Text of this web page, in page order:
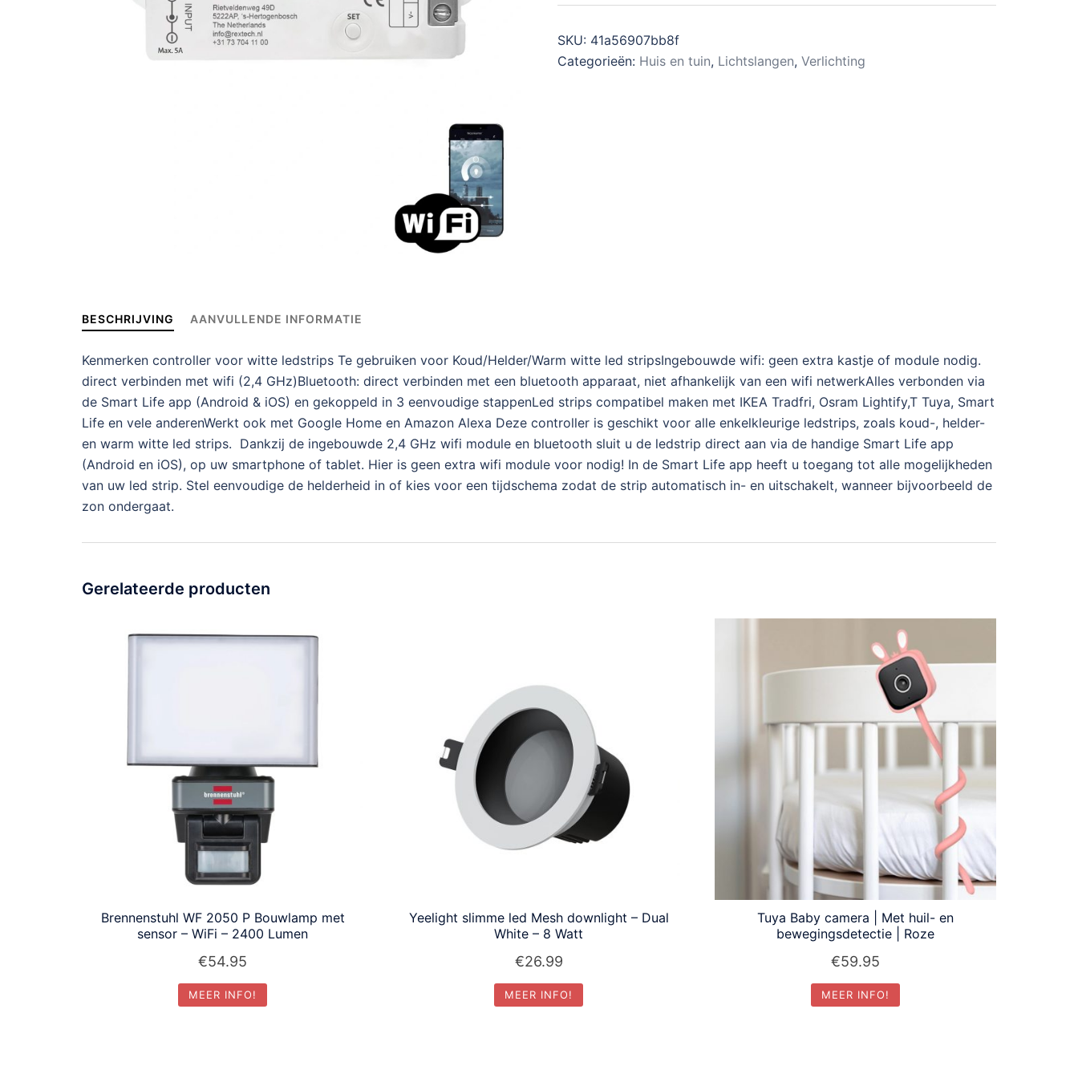
SKU: 41a56907bb8f
Categorieën: Huis en tuin, Lichtslangen, Verlichting
BESCHRIJVING AANVULLENDE INFORMATIE
Kenmerken controller voor witte ledstrips Te gebruiken voor Koud/Helder/Warm witte led stripsIngebouwde wifi: geen extra kastje of module nodig.
direct verbinden met wifi (2,4 GHz)Bluetooth: direct verbinden met een bluetooth apparaat, niet afhankelijk van een wifi netwerkAlles verbonden via
de Smart Life app (Android & iOS) en gekoppeld in 3 eenvoudige stappenLed strips compatibel maken met IKEA Tradfri, Osram Lightify,T Tuya, Smart
Life en vele anderenWerkt ook met Google Home en Amazon Alexa Deze controller is geschikt voor alle enkelkleurige ledstrips, zoals koud-, helder-
en warm witte led strips. Dankzij de ingebouwde 2,4 GHz wifi module en bluetooth sluit u de ledstrip direct aan via de handige Smart Life app
(Android en iOS), op uw smartphone of tablet. Hier is geen extra wifi module voor nodig! In de Smart Life app heeft u toegang tot alle mogelijkheden
van uw led strip. Stel eenvoudige de helderheid in of kies voor een tijdschema zodat de strip automatisch in- en uitschakelt, wanneer bijvoorbeeld de
zon ondergaat.
Gerelateerde producten
Brennenstuhl WF 2050 P Bouwlamp met
sensor – WiFi – 2400 Lumen
€54.95
MEER INFO!
Yeelight slimme led Mesh downlight – Dual
White – 8 Watt
€26.99
MEER INFO!
Tuya Baby camera | Met huil- en
bewegingsdetectie | Roze
€59.95
MEER INFO!